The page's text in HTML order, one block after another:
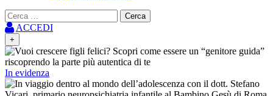
Ricerca
per:ACCEDI
+
In evidenza